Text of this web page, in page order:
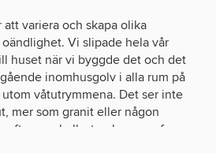
att variera och skapa olika
Vi slipade hela vår
huset när vi byggde det och det
inomhusgolv i alla rum på
våtutrymmena. Det ser inte
mer som granit eller någon
eftersom ballasten kommer fram
i betongen gör dessutom